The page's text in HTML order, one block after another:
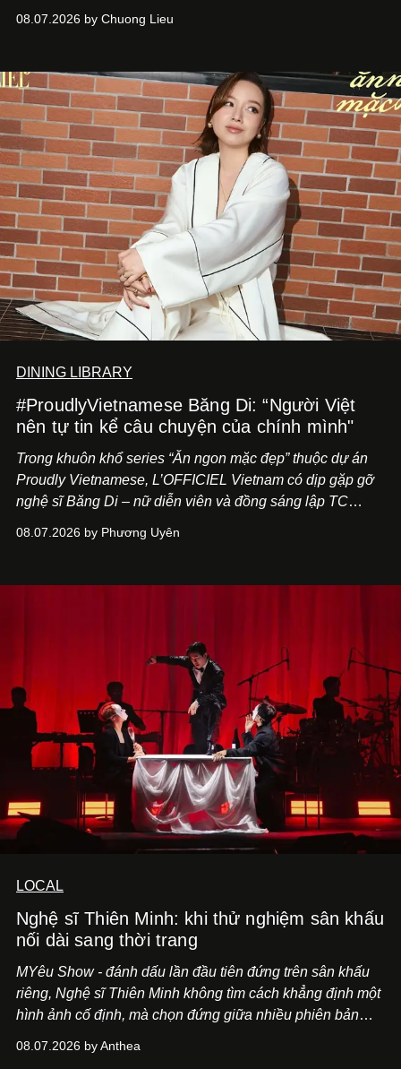
để lắng nghe, kết nối và tin tưởng đồng đội. Với nam
trình trở thành một producer thực thụ.
08.07.2026 by Chuong Lieu
DINING LIBRARY
#ProudlyVietnamese Băng Di: “Người Việt
nên tự tin kể câu chuyện của chính mình"
Trong khuôn khổ series “Ăn ngon mặc đẹp” thuộc dự án
Proudly Vietnamese, L’OFFICIEL Vietnam có dịp gặp gỡ
nghệ sĩ Băng Di – nữ diễn viên và đồng sáng lập TC
Kitchen Bar và SALEM tại TP.HCM.
08.07.2026 by Phương Uyên
LOCAL
Nghệ sĩ Thiên Minh: khi thử nghiệm sân khấu
nối dài sang thời trang
MYêu Show - đánh dấu lần đầu tiên đứng trên sân khấu
riêng, Nghệ sĩ Thiên Minh không tìm cách khẳng định một
hình ảnh cố định, mà chọn đứng giữa nhiều phiên bản
một bộ suit lụa - như một cách "take the risk" khác, ngoài
08.07.2026 by Anthea